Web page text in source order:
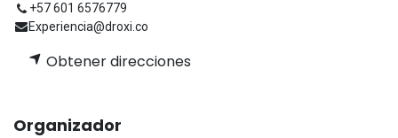
+57 601 6576779
Experiencia@droxi.co
Obtener direcciones
Organizador